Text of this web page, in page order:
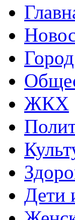
Город
ЖКХ
Дети